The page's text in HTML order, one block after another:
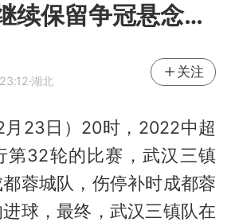
续保留争冠悬念…
·湖北
关注
月23日）20时，2022中超
第32轮的比赛，武汉三镇
蓉城队，伤停补时成都蓉
球，最终，武汉三镇队在